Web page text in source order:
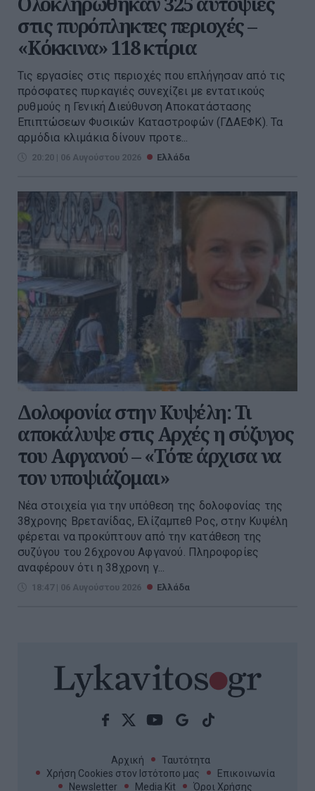
στις πυρόπληκτες περιοχές –
«Κόκκινα» 118 κτίρια
Τις εργασίες στις περιοχές που επλήγησαν από τις
πρόσφατες πυρκαγιές συνεχίζει με εντατικούς
ρυθμούς η Γενική Διεύθυνση Αποκατάστασης
Επιπτώσεων Φυσικών Καταστροφών (ΓΔΑΕΦΚ). Τα
αρμόδια κλιμάκια δίνουν προτε...
20:20 | 06 Αυγούστου 2026 Ελλάδα
Δολοφονία στην Κυψέλη: Τι
αποκάλυψε στις Αρχές η σύζυγος
του Αφγανού – «Τότε άρχισα να
τον υποψιάζομαι»
Νέα στοιχεία για την υπόθεση της δολοφονίας της
38χρονης Βρετανίδας, Ελίζαμπεθ Ρος, στην Κυψέλη
φέρεται να προκύπτουν από την κατάθεση της
συζύγου του 26χρονου Αφγανού. Πληροφορίες
αναφέρουν ότι η 38χρονη γ...
18:47 | 06 Αυγούστου 2026 Ελλάδα
Αρχική
Ταυτότητα
Χρήση Cookies στον Ιστότοπο μας
Επικοινωνία
Newsletter
Media Kit Όροι Χρήσης